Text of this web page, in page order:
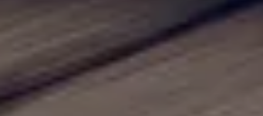
Samochody Używane